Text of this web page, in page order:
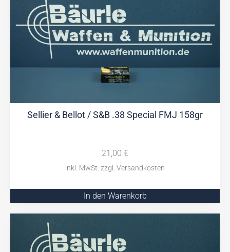
Sellier & Bellot / S&B .38 Special FMJ 158gr
21,00 €
In den Warenkorb